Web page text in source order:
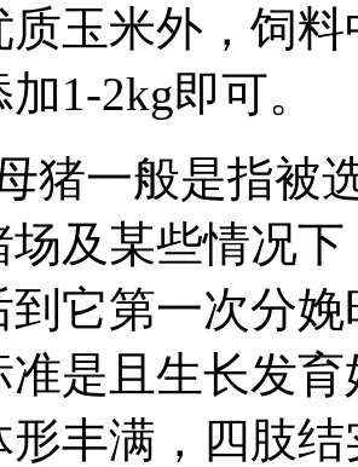
质玉米外，饲
1-2kg即可。
猪一般是指被
场及某些情况
到它第一次分
准是且生长发
形丰满，四肢